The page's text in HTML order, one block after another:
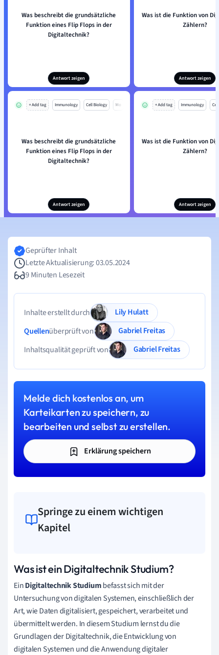
Was beschreibt die grundsätzliche
Funktion eines Flip Flops in der
Digitaltechnik?
Antwort zeigen
Was ist die Funktion von
Zählern?
Antwort zeigen
+ Add tag Immunology Cell Biology Mo
Was beschreibt die grundsätzliche
Funktion eines Flip Flops in der
Digitaltechnik?
Antwort zeigen
+ Add tag Immunology
Was ist die Funktion von
Zählern?
Antwort zeigen
Geprüfter Inhalt
Letzte Aktualisierung: 03.05.2024
9 Minuten Lesezeit
Inhalte erstellt durch
Lily Hulatt
Quellenüberprüft von
Gabriel Freitas
Inhaltsqualität geprüft von
Gabriel Freitas
Melde dich kostenlos an, um
Karteikarten zu speichern, zu
bearbeiten und selbst zu erstellen.
Erklärung speichern
Springe zu einem wichtigen
Kapitel
Was ist ein Digitaltechnik Studium?
EinDigitaltechnik Studiumbefasst sich mit der
Untersuchung von digitalen Systemen, einschließlich der
Art, wie Daten digitalisiert, gespeichert, verarbeitet und
übermittelt werden. In diesem Studium lernst du die
Grundlagen der Digitaltechnik, die Entwicklung von
digitalen Systemen und die Anwendung digitaler